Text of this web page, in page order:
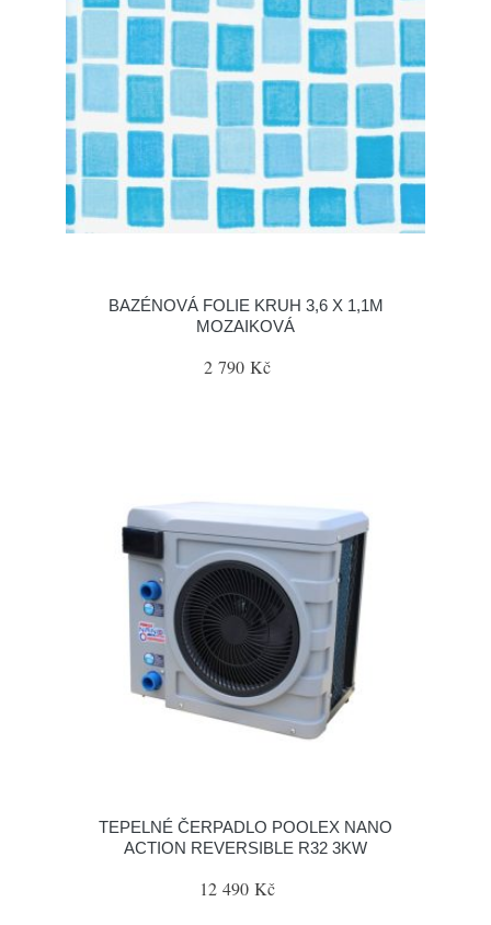
BAZÉNOVÁ FOLIE KRUH 3,6 X 1,1M
MOZAIKOVÁ
2 790 Kč
TEPELNÉ ČERPADLO POOLEX NANO
ACTION REVERSIBLE R32 3KW
12 490 Kč